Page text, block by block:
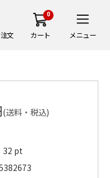
文
0
カート メニュー
(送料・税込)
32 pt